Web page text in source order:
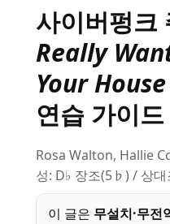
사이버펑
Really
Your House
연습 가이드
Rosa Walton, Hallie
성: D♭ 장조(5♭) / 상대
이 글은 무설치·무전